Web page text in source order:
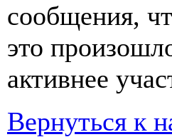
сообщения,
это
активнее
Вернуться к